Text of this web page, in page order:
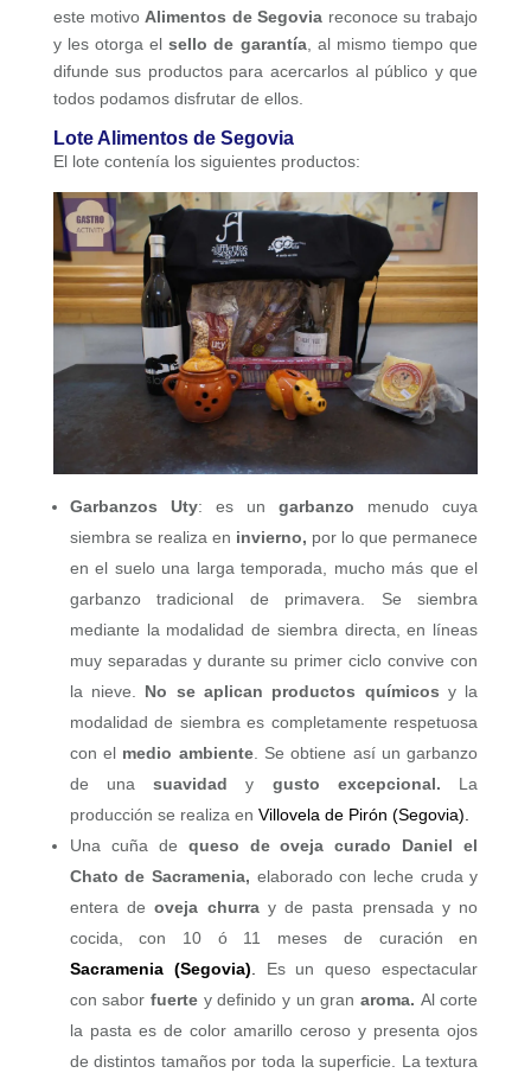
este motivo Alimentos de Segovia reconoce su trabajo
y les otorga elsello de garantía, al mismo tiempo que
difunde sus productos para acercarlos al público y que
todos podamos disfrutar de ellos.
Lote Alimentos de Segovia
El lote contenía los siguientes productos:
Garbanzos Uty: es ungarbanzo menudo cuya
siembra se realiza en invierno, por lo que permanece
en el suelo una larga temporada, mucho más que el
garbanzo tradicional de primavera. Se siembra
mediante la modalidad de siembra directa, en líneas
muy separadas y durante su primer ciclo convive con
la nieve. No se aplican productos químicos y la
modalidad de siembra es completamente respetuosa
con el medio ambiente. Se obtiene así un garbanzo
de unasuavidad y gusto excepcional. La
producción se realiza en Villovela de Pirón (Segovia).
Una cuña de queso de oveja curado Daniel el
Chato de Sacramenia, elaborado con leche cruda y
entera deoveja churray de pasta prensada y no
cocida, con 10 ó 11 meses de curación en
Sacramenia (Segovia)
Es un queso espectacular
con saborfuerte y definido y un gran aroma. Al corte
la pasta es de color amarillo ceroso y presenta ojos
de distintos tamaños por toda la superficie. La textura